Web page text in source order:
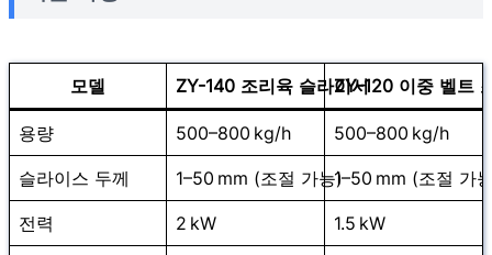
모델 ZY-140 조리육 슬라이서ZY-120 이중 벨트
용량 500–800 kg/h 500–800 kg/h
슬라이스 두께 1–50 mm (조절 가능)1–50 mm (조절 가
전력 2 kW 1.5 kW